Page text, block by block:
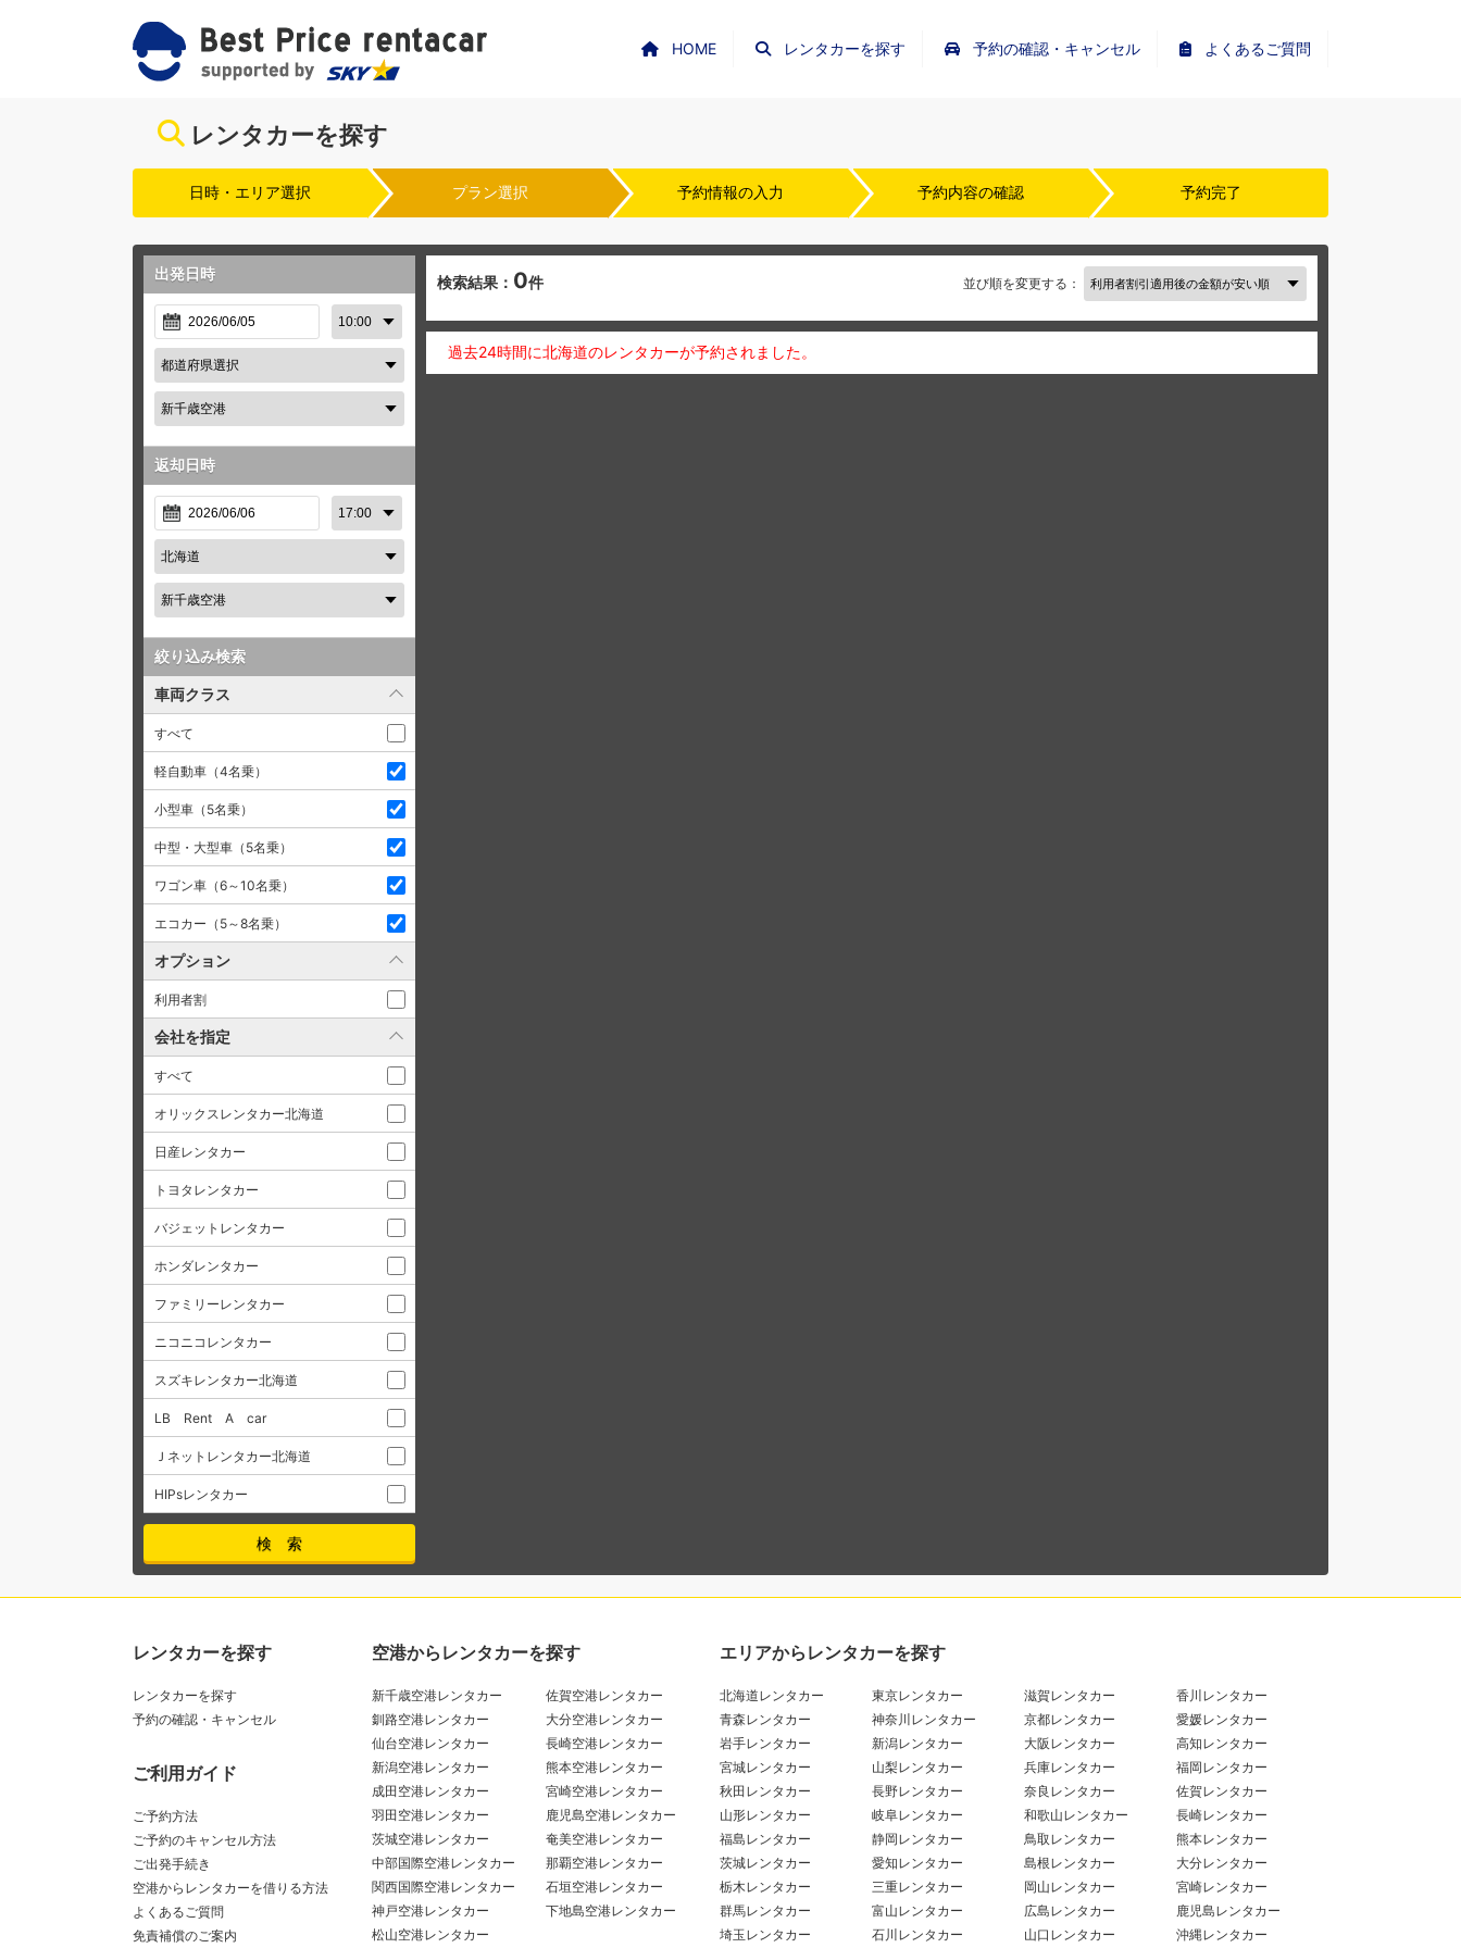
よくあるご質問
予約の確認・キャンセル
レンタカーを探す
HOME
レンタカーを探す
日時・エリア選択 プラン選択 予約情報の入力 予約内容の確認 予約完了
出発日時
返却日時
絞り込み検索
車両クラス
すべて
軽自動車（4名乗）
小型車（5名乗）
中型・大型車（5名乗）
ワゴン車（6～10名乗）
エコカー（5～8名乗）
オプション
利用者割
会社を指定
すべて
オリックスレンタカー北海道
日産レンタカー
トヨタレンタカー
バジェットレンタカー
ホンダレンタカー
ファミリーレンタカー
ニコニコレンタカー
スズキレンタカー北海道
LB Rent A car
Ｊネットレンタカー北海道
HIPsレンタカー
検索結果： 0件 並び順を変更する：
過去24時間に北海道のレンタカーが予約されました。
レンタカーを探す
レンタカーを探す
予約の確認・キャンセル
ご利用ガイド
ご予約方法
ご予約のキャンセル方法
ご出発手続き
空港からレンタカーを借りる方法
よくあるご質問
免責補償のご案内
空港からレンタカーを探す
新千歳空港レンタカー
釧路空港レンタカー
仙台空港レンタカー
新潟空港レンタカー
成田空港レンタカー
羽田空港レンタカー
茨城空港レンタカー
中部国際空港レンタカー
関西国際空港レンタカー
神戸空港レンタカー
松山空港レンタカー
佐賀空港レンタカー
大分空港レンタカー
長崎空港レンタカー
熊本空港レンタカー
宮崎空港レンタカー
鹿児島空港レンタカー
奄美空港レンタカー
那覇空港レンタカー
石垣空港レンタカー
下地島空港レンタカー
エリアからレンタカーを探す
北海道レンタカー
青森レンタカー
岩手レンタカー
宮城レンタカー
秋田レンタカー
山形レンタカー
福島レンタカー
茨城レンタカー
栃木レンタカー
群馬レンタカー
埼玉レンタカー
東京レンタカー
神奈川レンタカー
新潟レンタカー
山梨レンタカー
長野レンタカー
岐阜レンタカー
静岡レンタカー
愛知レンタカー
三重レンタカー
富山レンタカー
石川レンタカー
滋賀レンタカー
京都レンタカー
大阪レンタカー
兵庫レンタカー
奈良レンタカー
和歌山レンタカー
鳥取レンタカー
島根レンタカー
岡山レンタカー
広島レンタカー
山口レンタカー
香川レンタカー
愛媛レンタカー
高知レンタカー
福岡レンタカー
佐賀レンタカー
長崎レンタカー
熊本レンタカー
大分レンタカー
宮崎レンタカー
鹿児島レンタカー
沖縄レンタカー